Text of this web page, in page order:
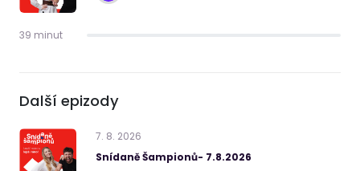
39 minut
Další epizody
7. 8. 2026
Snídaně Šampionů- 7.8.2026